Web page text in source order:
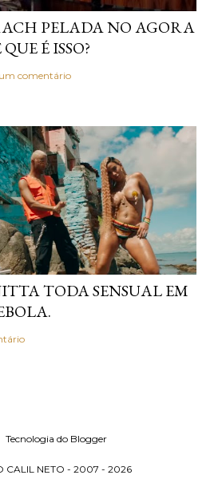
PELADA NO AGORA
É ISSO?
comentário
TODA SENSUAL EM
Tecnologia do Blogger
CALIL NETO - 2007 - 2026